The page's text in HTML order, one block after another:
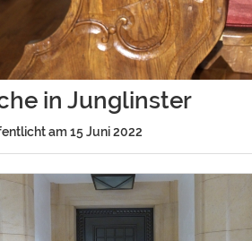
in Junglinster
am 15 Juni 2022